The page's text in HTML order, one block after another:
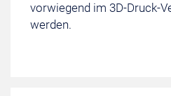
vorwiegend im 3D-Druck-
werden.